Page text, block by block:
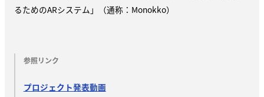
るためのARシステム」（通称：Monokko）
参照リンク
プロジェクト発表動画